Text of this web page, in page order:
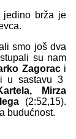
jedino brža je
smo još dva
su nam
Zagorac i
u sastavu 3
Mirza
(2:52,15).
budućnost.